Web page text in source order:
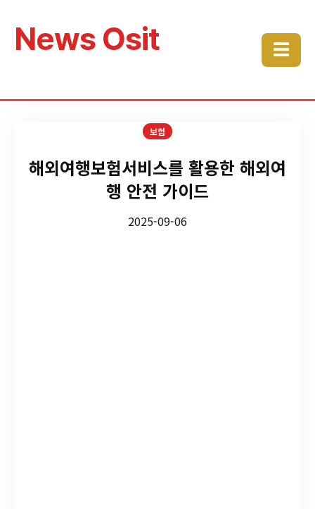
News Osit ☰
보험
해외여행보험서비스를 활용한 해외여
행 안전 가이드
2025-09-06